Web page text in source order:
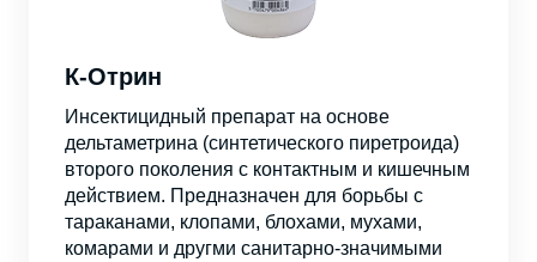
К-Отрин
Инсектицидный препарат на основе
дельтаметрина (синтетического пиретроида)
второго поколения с контактным и кишечным
действием. Предназначен для борьбы с
тараканами, клопами, блохами, мухами,
комарами и другми санитарно-значимыми